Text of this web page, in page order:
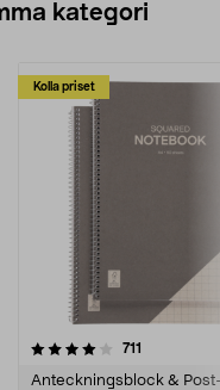
kategori
Kolla priset
711
Anteckningsblock &
4.5 av 5 stjärnor